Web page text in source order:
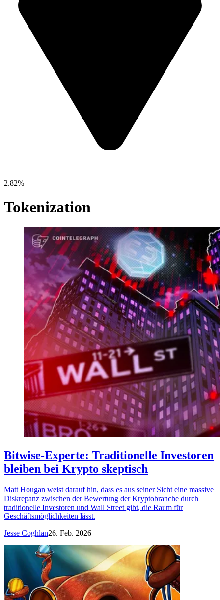
2.82%
Tokenization
Bitwise-Experte: Traditionelle Investoren
bleiben bei Krypto skeptisch
Matt Hougan weist darauf hin, dass es aus seiner Sicht eine massive
Diskrepanz zwischen der Bewertung der Kryptobranche durch
traditionelle Investoren und Wall Street gibt, die Raum für
Geschäftsmöglichkeiten lässt.
Jesse Coghlan26. Feb. 2026